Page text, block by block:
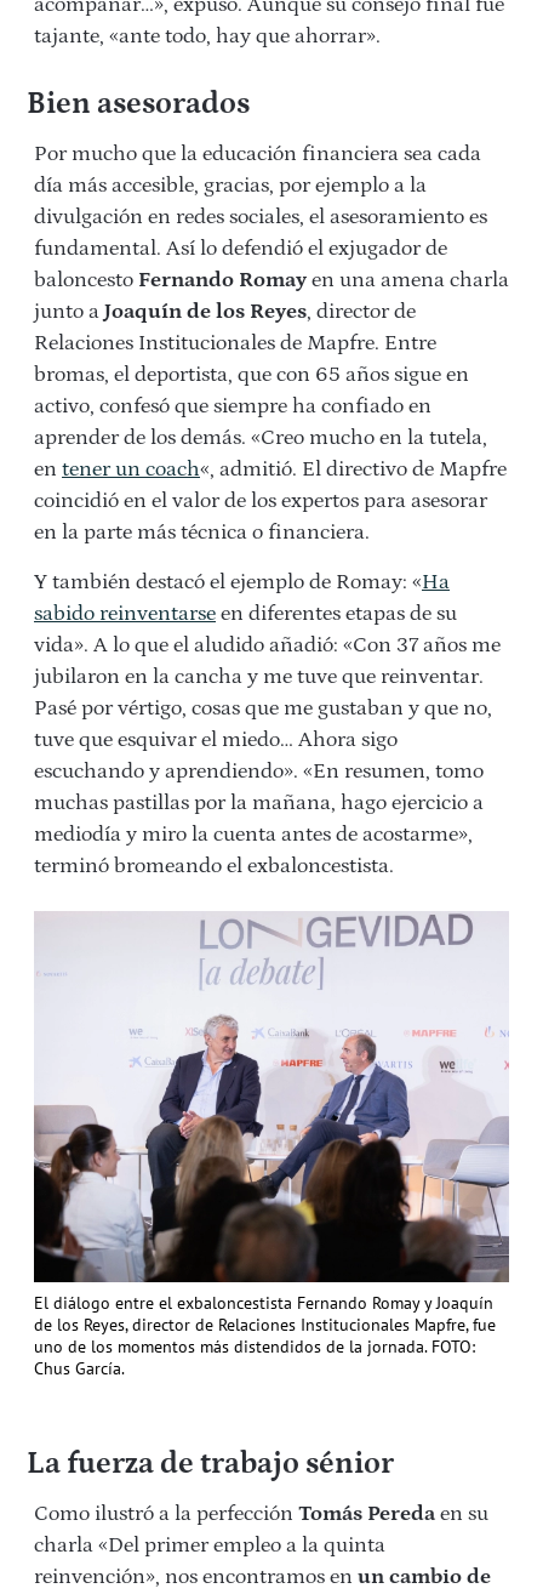
acompañar…», expuso. Aunque su consejo final fue
tajante, «ante todo, hay que ahorrar».
Bien asesorados
Por mucho que la educación financiera sea cada
día más accesible, gracias, por ejemplo a la
divulgación en redes sociales, el asesoramiento es
fundamental. Así lo defendió el exjugador de
baloncesto Fernando Romay en una amena charla
junto a Joaquín de los Reyes, director de
Relaciones Institucionales de Mapfre. Entre
bromas, el deportista, que con 65 años sigue en
activo, confesó que siempre ha confiado en
aprender de los demás. «Creo mucho en la tutela,
en tener un coach«, admitió. El directivo de Mapfre
coincidió en el valor de los expertos para asesorar
en la parte más técnica o financiera.
Y también destacó el ejemplo de Romay: «Ha
sabido reinventarse en diferentes etapas de su
vida». A lo que el aludido añadió: «Con 37 años me
jubilaron en la cancha y me tuve que reinventar.
Pasé por vértigo, cosas que me gustaban y que no,
tuve que esquivar el miedo… Ahora sigo
escuchando y aprendiendo». «En resumen, tomo
muchas pastillas por la mañana, hago ejercicio a
mediodía y miro la cuenta antes de acostarme»,
terminó bromeando el exbaloncestista.
El diálogo entre el exbaloncestista Fernando Romay y Joaquín
de los Reyes, director de Relaciones Institucionales Mapfre, fue
uno de los momentos más distendidos de la jornada. FOTO:
Chus García.
La fuerza de trabajo sénior
Como ilustró a la perfección Tomás Pereda en su
charla «Del primer empleo a la quinta
reinvención», nos encontramos en un cambio de